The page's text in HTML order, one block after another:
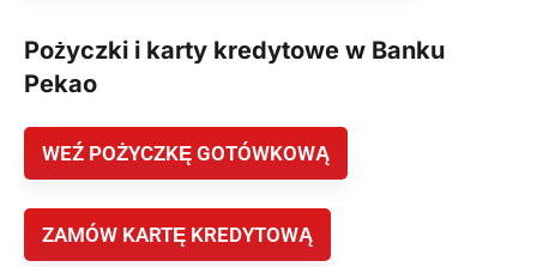
Pożyczki i karty kredytowe w Banku
Pekao
WEŹ POŻYCZKĘ GOTÓWKOWĄ
ZAMÓW KARTĘ KREDYTOWĄ